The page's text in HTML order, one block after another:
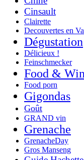
Cinsault
Clairette
Decouvertes en
Dégustation
Délicieux !
Feinschmecker
Food &
Food porn
Gigondas
Goût
GRAND vin
Grenache
GrenacheDay
Gros Manseng